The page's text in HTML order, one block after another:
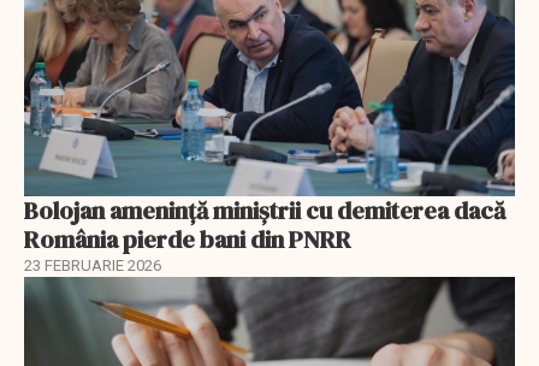
Bolojan amenință miniștrii cu demiterea dacă
România pierde bani din PNRR
23 FEBRUARIE 2026